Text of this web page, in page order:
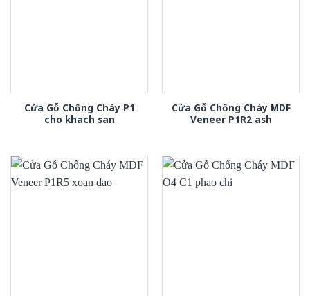
Cửa Gỗ Chống Cháy P1
cho khach san
Cửa Gỗ Chống Cháy MDF
Veneer P1R2 ash